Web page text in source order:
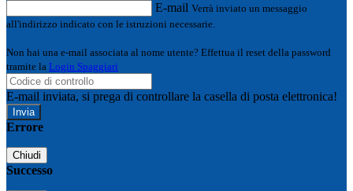
E-mail Verrà inviato un messaggio
all'indirizzo indicato con le istruzioni necessarie.
Non hai una e-mail associata al nome utente? Effettua il reset della password
tramite la Login Spaggiari
E-mail inviata, si prega di controllare la casella di posta elettronica!
Errore
Chiudi
Successo